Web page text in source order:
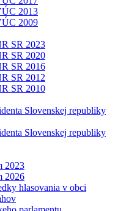
2013
2009
SR 2023
SR 2020
SR 2016
SR 2012
SR 2010
Slovenskej republiky
Slovenskej republiky
2023
2026
hlasovania v obci